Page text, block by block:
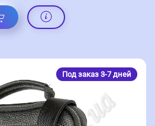
Под заказ 3-7 дней